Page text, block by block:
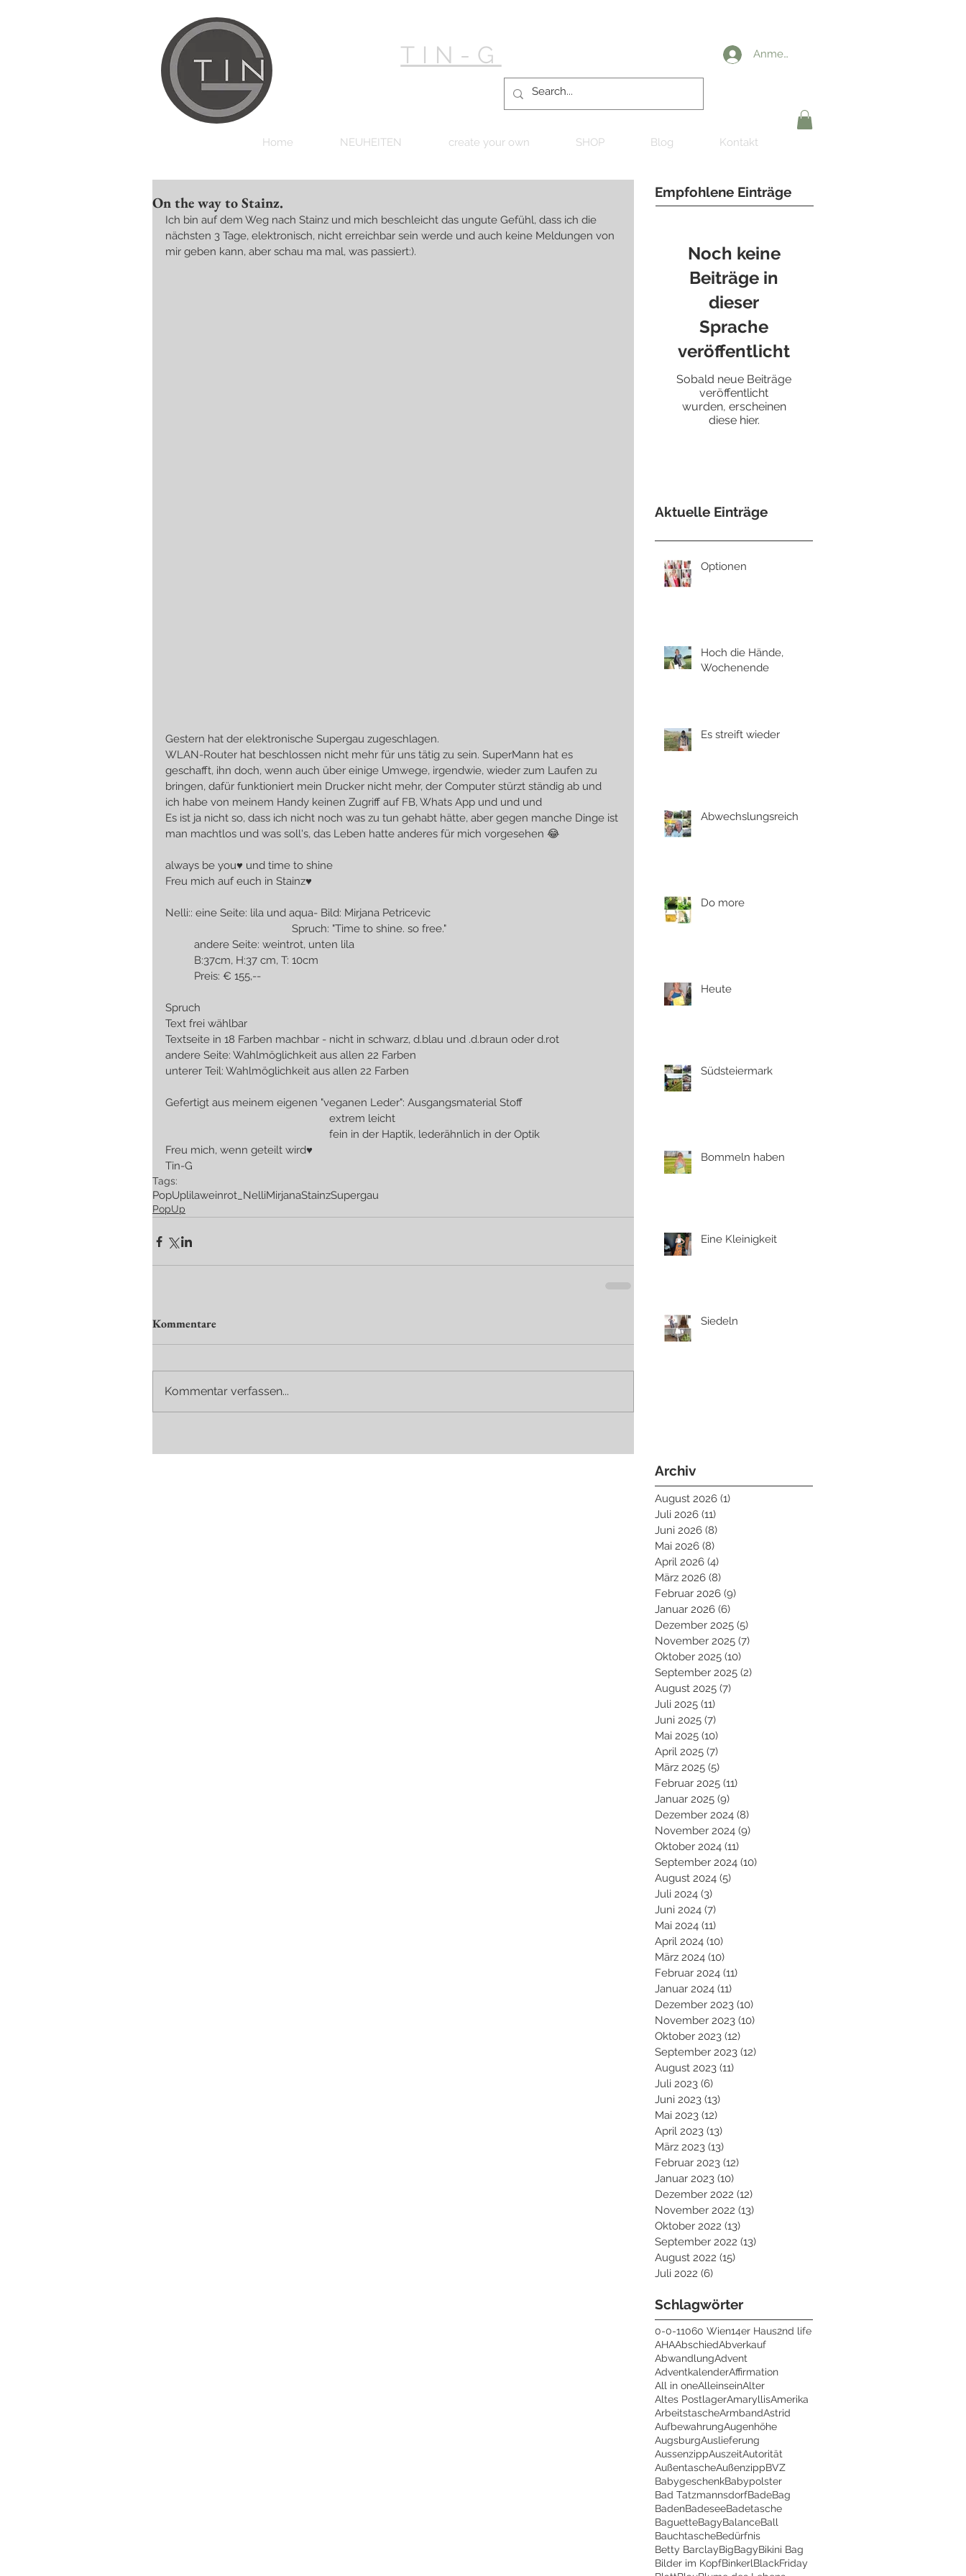
TIN-G Anmelden
Home NEUHEITEN create your own SHOP Blog Kontakt
On the way to Stainz.
Ich bin auf dem Weg nach Stainz und mich beschleicht das ungute Gefühl, dass ich die
nächsten 3 Tage, elektronisch, nicht erreichbar sein werde und auch keine Meldungen von
mir geben kann, aber schau ma mal, was passiert:).
Gestern hat der elektronische Supergau zugeschlagen.
WLAN-Router hat beschlossen nicht mehr für uns tätig zu sein. SuperMann hat es
geschafft, ihn doch, wenn auch über einige Umwege, irgendwie, wieder zum Laufen zu
bringen, dafür funktioniert mein Drucker nicht mehr, der Computer stürzt ständig ab und
ich habe von meinem Handy keinen Zugriff auf FB, Whats App und und und
Es ist ja nicht so, dass ich nicht noch was zu tun gehabt hätte, aber gegen manche Dinge ist
man machtlos und was soll's, das Leben hatte anderes für mich vorgesehen 😂
always be you♥ und time to shine
Freu mich auf euch in Stainz♥
Nelli:: eine Seite: lila und aqua- Bild: Mirjana Petricevic
                                            Spruch: "Time to shine. so free."
          andere Seite: weintrot, unten lila
          B:37cm, H:37 cm, T: 10cm
          Preis: € 155,--
Spruch
Text frei wählbar
Textseite in 18 Farben machbar - nicht in schwarz, d.blau und .d.braun oder d.rot
andere Seite: Wahlmöglichkeit aus allen 22 Farben
unterer Teil: Wahlmöglichkeit aus allen 22 Farben
Gefertigt aus meinem eigenen "veganen Leder": Ausgangsmaterial Stoff
                                                         extrem leicht
                                                         fein in der Haptik, lederähnlich in der Optik
Freu mich, wenn geteilt wird♥
Tin-G
Tags:
PopUplilaweinrot _NelliMirjanaStainzSupergau
PopUp
Kommentare
Kommentar verfassen...
Empfohlene Einträge
Noch keine
Beiträge in
dieser
Sprache
veröffentlicht
Sobald neue Beiträge
veröffentlicht
wurden, erscheinen
diese hier.
Aktuelle Einträge
Optionen
Hoch die Hände,
Wochenende
Es streift wieder
Abwechslungsreich
Do more
Heute
Südsteiermark
Bommeln haben
Eine Kleinigkeit
Siedeln
Archiv
August 2026 (1)
Juli 2026 (11)
Juni 2026 (8)
Mai 2026 (8)
April 2026 (4)
März 2026 (8)
Februar 2026 (9)
Januar 2026 (6)
Dezember 2025 (5)
November 2025 (7)
Oktober 2025 (10)
September 2025 (2)
August 2025 (7)
Juli 2025 (11)
Juni 2025 (7)
Mai 2025 (10)
April 2025 (7)
März 2025 (5)
Februar 2025 (11)
Januar 2025 (9)
Dezember 2024 (8)
November 2024 (9)
Oktober 2024 (11)
September 2024 (10)
August 2024 (5)
Juli 2024 (3)
Juni 2024 (7)
Mai 2024 (11)
April 2024 (10)
März 2024 (10)
Februar 2024 (11)
Januar 2024 (11)
Dezember 2023 (10)
November 2023 (10)
Oktober 2023 (12)
September 2023 (12)
August 2023 (11)
Juli 2023 (6)
Juni 2023 (13)
Mai 2023 (12)
April 2023 (13)
März 2023 (13)
Februar 2023 (12)
Januar 2023 (10)
Dezember 2022 (12)
November 2022 (13)
Oktober 2022 (13)
September 2022 (13)
August 2022 (15)
Juli 2022 (6)
Schlagwörter
0-0-11060 Wien14er Haus2nd life
AHAAbschiedAbverkauf
AbwandlungAdvent
AdventkalenderAffirmation
All in oneAlleinseinAlter
Altes PostlagerAmaryllisAmerika
ArbeitstascheArmbandAstrid
AufbewahrungAugenhöhe
AugsburgAuslieferung
AussenzippAuszeitAutorität
AußentascheAußenzippBVZ
BabygeschenkBabypolster
Bad TatzmannsdorfBadeBag
BadenBadeseeBadetasche
BaguetteBagyBalanceBall
BauchtascheBedürfnis
Betty BarclayBigBagyBikini Bag
Bilder im KopfBinkerlBlackFriday